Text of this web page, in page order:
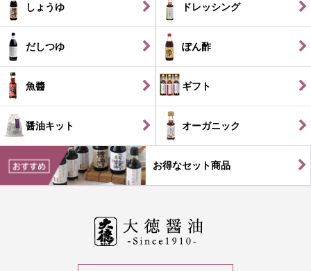
しょうゆ ドレッシング
だしつゆ ぽん酢
魚醬 ギフト
醤油キット オーガニック
お得なセット商品